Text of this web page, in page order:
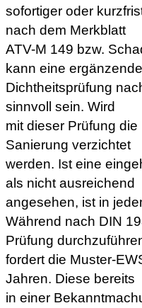
sofortiger oder
nach dem Merkblatt
ATV-M 149 bzw.
kann eine ergänzende
Dichtheitsprüfung
sinnvoll sein. Wird
mit dieser Prüfung
Sanierung verzichtet
werden. Ist eine
als nicht ausreichend
angesehen, ist in
Während nach DIN
Prüfung
fordert die Muster-
Jahren. Diese bereits
in einer